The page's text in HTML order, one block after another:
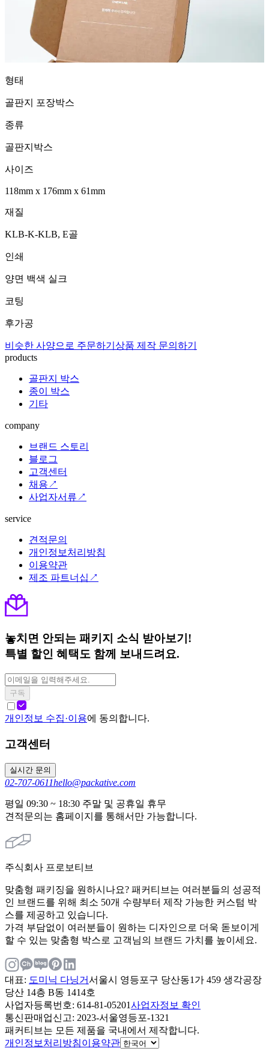
형태
골판지 포장박스
종류
골판지박스
사이즈
118mm x 176mm x 61mm
재질
KLB-K-KLB, E골
인쇄
양면 백색 실크
코팅
후가공
비슷한 사양으로 주문하기 상품 제작 문의하기
products
골판지 박스
종이 박스
기타
company
브랜드 스토리
블로그
고객센터
채용↗
사업자서류↗
service
견적문의
개인정보처리방침
이용약관
제조 파트너십↗
놓치면 안되는 패키지 소식 받아보기!
특별 할인 혜택도 함께 보내드려요.
구독
개인정보 수집·이용에 동의합니다.
고객센터
실시간 문의
02-707-0611hello@packative.com
평일 09:30 ~ 18:30 주말 및 공휴일 휴무
견적문의는 홈페이지를 통해서만 가능합니다.
주식회사 프로보티브
맞춤형 패키징을 원하시나요? 패커티브는 여러분들의 성공적
인 브랜드를 위해 최소 50개 수량부터 제작 가능한 커스텀 박
스를 제공하고 있습니다.
가격 부담없이 여러분들이 원하는 디자인으로 더욱 돋보이게
할 수 있는 맞춤형 박스로 고객님의 브랜드 가치를 높이세요.
대표: 도미닉 다닝거서울시 영등포구 당산동1가 459 생각공장
당산 14층 B동 1414호
사업자등록번호: 614-81-05201사업자정보 확인
통신판매업신고: 2023-서울영등포-1321
패커티브는 모든 제품을 국내에서 제작합니다.
개인정보처리방침이용약관